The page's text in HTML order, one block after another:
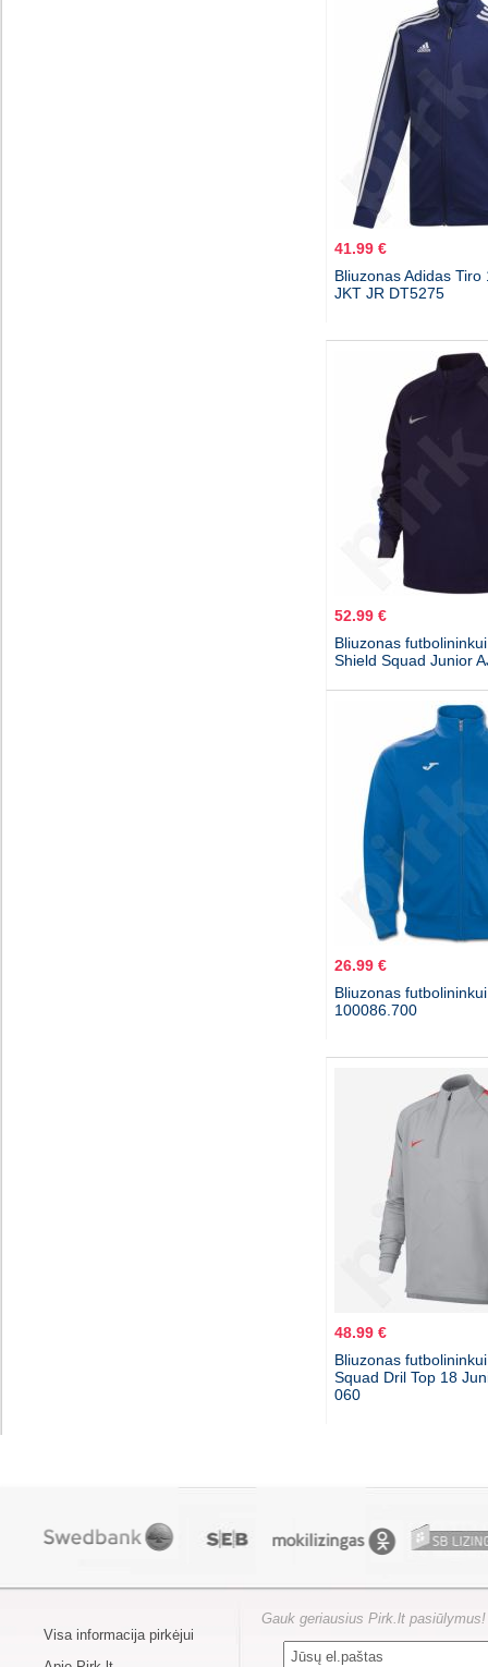
41.99 €
Bliuzonas Adidas Tiro
JKT JR DT5275
52.99 €
Bliuzonas
Shield Squad Junior
26.99 €
Bliuzonas
100086.700
48.99 €
Bliuzonas
Squad Dril Top 18
060
Visa informacija pirkėjui
Gauk geriausius Pirk.lt pasiūlymus!